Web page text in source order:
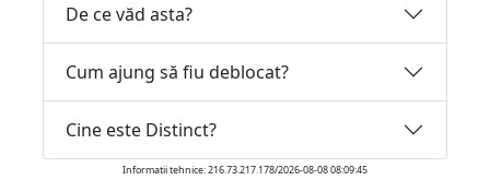
De ce văd asta?
Cum ajung să fiu deblocat?
Cine este Distinct?
Informatii tehnice: 216.73.217.178/2026-08-08 08:09:45